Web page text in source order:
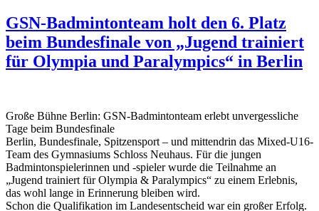
GSN-Badmintonteam holt den 6. Platz
beim Bundesfinale von „Jugend trainiert
für Olympia und Paralympics“ in Berlin
Große Bühne Berlin: GSN-Badmintonteam erlebt unvergessliche
Tage beim Bundesfinale
Berlin, Bundesfinale, Spitzensport – und mittendrin das Mixed-U16-
Team des Gymnasiums Schloss Neuhaus. Für die jungen
Badmintonspielerinnen und -spieler wurde die Teilnahme an
„Jugend trainiert für Olympia & Paralympics“ zu einem Erlebnis,
das wohl lange in Erinnerung bleiben wird.
Schon die Qualifikation im Landesentscheid war ein großer Erfolg.